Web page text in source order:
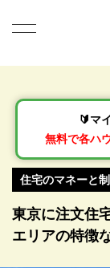
🔰マ
無料で各ハ
住宅のマネーと
東京に注文住
エリアの特徴